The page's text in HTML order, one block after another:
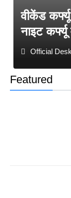
Featured
वीकेंड कर्फ्यू
नाइट
Official Desk